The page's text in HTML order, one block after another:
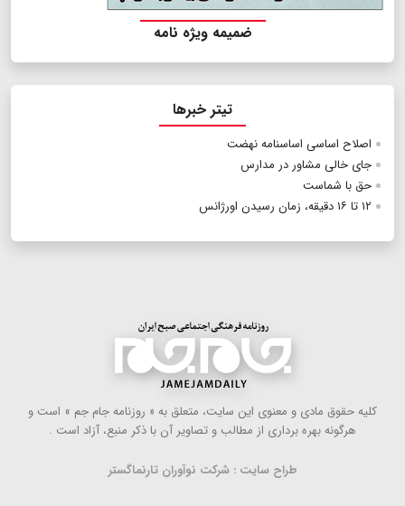
ضمیمه ویژه نامه
تیتر خبرها
اصلاح اساسی اساسنامه نهضت
جای خالی مشاور در مدارس
حق با شماست
۱۲ تا ۱۶ دقیقه، زمان رسیدن اورژانس
كلیه حقوق مادی و معنوی این سایت، متعلق به « روزنامه جام جم » است و
هرگونه بهره ‌برداری از مطالب و تصاویر آن با ذكر منبع، آزاد است .
طراح سایت : شرکت نوآوران تارنماگستر